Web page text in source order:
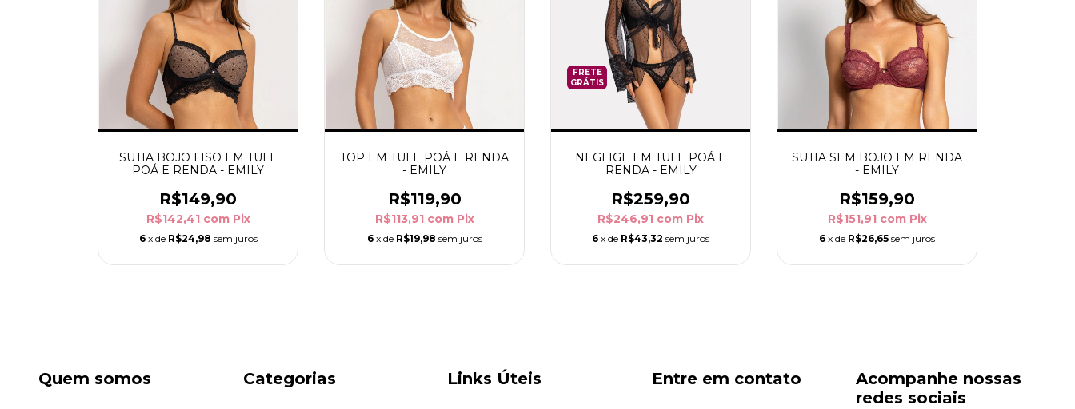
SUTIA BOJO LISO EM TULE
POÁ E RENDA - EMILY
R$149,90
R$142,41 com Pix
6 x de R$24,98 sem juros
TOP EM TULE POÁ E RENDA
- EMILY
R$119,90
R$113,91 com Pix
6 x de R$19,98 sem juros
FRETE
GRÁTIS
NEGLIGE EM TULE POÁ E
RENDA - EMILY
R$259,90
R$246,91 com Pix
6 x de R$43,32 sem juros
SUTIA SEM BOJO EM RENDA
- EMILY
R$159,90
R$151,91 com Pix
6 x de R$26,65 sem juros
Quem somos Categorias Links Úteis Entre em contato
Acompanhe nossas
redes sociais